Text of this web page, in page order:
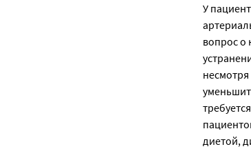
У
вопрос о
диетой,